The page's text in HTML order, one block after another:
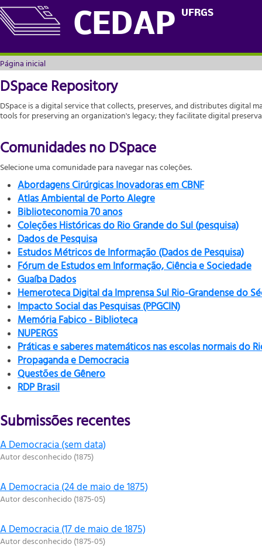
CEDAP UFRGS
Página inicial
Página inicial
DSpace Repository
DSpace is a digital service that collects, preserves, and distributes digital
tools for preserving an organization's legacy; they facilitate digital
Comunidades no DSpace
Selecione uma comunidade para navegar nas coleções.
Abordagens Cirúrgicas Inovadoras em CBNF
Atlas Ambiental de Porto Alegre
Biblioteconomia 70 anos
Coleções Históricas do Rio Grande do Sul (pesquisa)
Dados de Pesquisa
Estudos Métricos de Informação (Dados de Pesquisa)
Fórum de Estudos em Informação, Ciência e Sociedade
Guaíba Dados
Hemeroteca Digital da Imprensa Sul Rio-Grandense do
Impacto Social das Pesquisas (PPGCIN)
Memória Fabico - Biblioteca
NUPERGS
Práticas e saberes matemáticos nas escolas normais do
Propaganda e Democracia
Questões de Gênero
RDP Brasil
Submissões recentes
A Democracia (sem data)
Autor desconhecido(1875)
A Democracia (24 de maio de 1875)
Autor desconhecido(1875-05)
A Democracia (17 de maio de 1875)
Autor desconhecido(1875-05)